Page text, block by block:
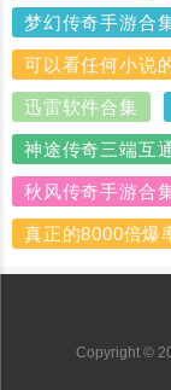
梦幻传奇手游合
可以看任何小说
迅雷软件合集
神途传奇三端互
秋风传奇手游合
真正的8000倍爆
Copyright ©